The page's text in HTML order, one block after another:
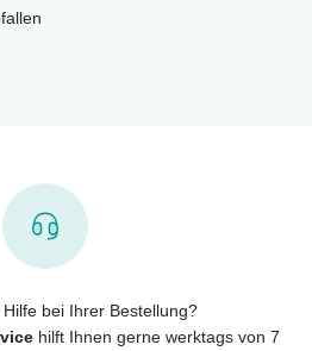
bei Ihrer Bestellung?
hilft Ihnen gerne werktags von 7